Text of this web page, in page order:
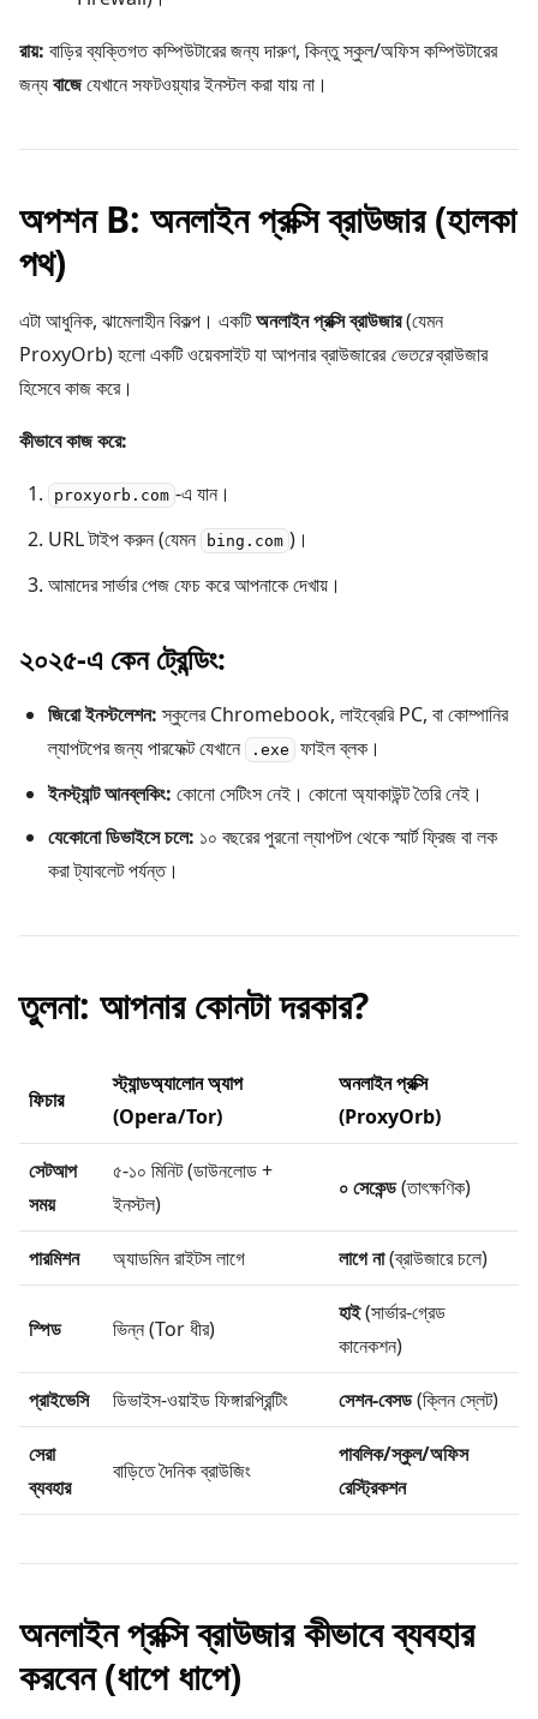
রায়: বাড়ির ব্যক্তিগত কম্পিউটারের জন্য দারুণ, কিন্তু স্কুল/অফিস কম্পিউটারের
জন্যবাজেযেখানে সফটওয়্যার ইনস্টল করা যায় না।
অপশন B: অনলাইন প্রক্সি ব্রাউজার (হালকা
পথ)
এটা আধুনিক, ঝামেলাহীন বিকল্প। একটিঅনলাইন প্রক্সি ব্রাউজার(যেমন
ProxyOrb) হলো একটি ওয়েবসাইট যা আপনার ব্রাউজারেরভেতরেব্রাউজার
হিসেবে কাজ করে।
কীভাবে কাজ করে:
proxyorb.com -এ যান।
URL টাইপ করুন (যেমন
bing.com )।
আমাদের সার্ভার পেজ ফেচ করে আপনাকে দেখায়।
২০২৫-এ কেন ট্রেন্ডিং:
জিরো ইনস্টলেশন:স্কুলের Chromebook, লাইব্রেরি PC, বা কোম্পানির
ল্যাপটপের জন্য পারফেক্ট যেখানে
.exe
ফাইল ব্লক।
ইনস্ট্যান্ট আনব্লকিং: কোনো সেটিংস নেই। কোনো অ্যাকাউন্ট তৈরি নেই।
যেকোনো ডিভাইসে চলে: ১০ বছরের পুরনো ল্যাপটপ থেকে স্মার্ট ফ্রিজ বা লক
করা ট্যাবলেট পর্যন্ত।
তুলনা: আপনার কোনটা দরকার?
ফিচার
স্ট্যান্ডঅ্যালোন অ্যাপ
(Opera/Tor)
অনলাইন প্রক্সি
(ProxyOrb)
সেটআপ
সময়
৫-১০ মিনিট (ডাউনলোড +
ইনস্টল)
০ সেকেন্ড(তাৎক্ষণিক)
পারমিশন অ্যাডমিন রাইটস লাগে লাগে না(ব্রাউজারে চলে)
স্পিড ভিন্ন (Tor ধীর)
হাই(সার্ভার-গ্রেড
কানেকশন)
প্রাইভেসি ডিভাইস-ওয়াইড ফিঙ্গারপ্রিন্টিং সেশন-বেসড(ক্লিন স্লেট)
সেরা
ব্যবহার
বাড়িতে দৈনিক ব্রাউজিং
পাবলিক/স্কুল/অফিস
রেস্ট্রিকশন
অনলাইন প্রক্সি ব্রাউজার কীভাবে ব্যবহার
করবেন (ধাপে ধাপে)